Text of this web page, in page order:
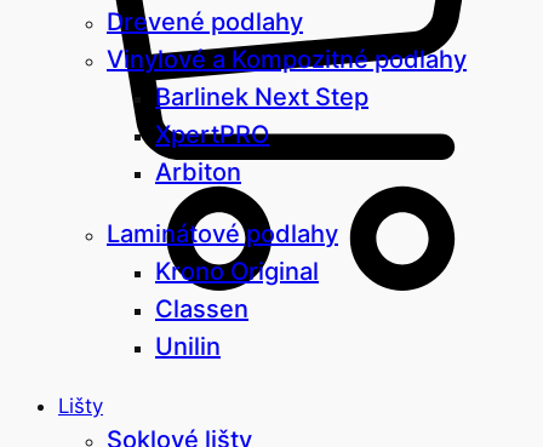
Drevené podlahy
Vinylové a Kompozitné podlahy
Barlinek Next Step
XpertPRO
Arbiton
Laminátové podlahy
Krono Original
Classen
Unilin
Lišty
Soklové lišty